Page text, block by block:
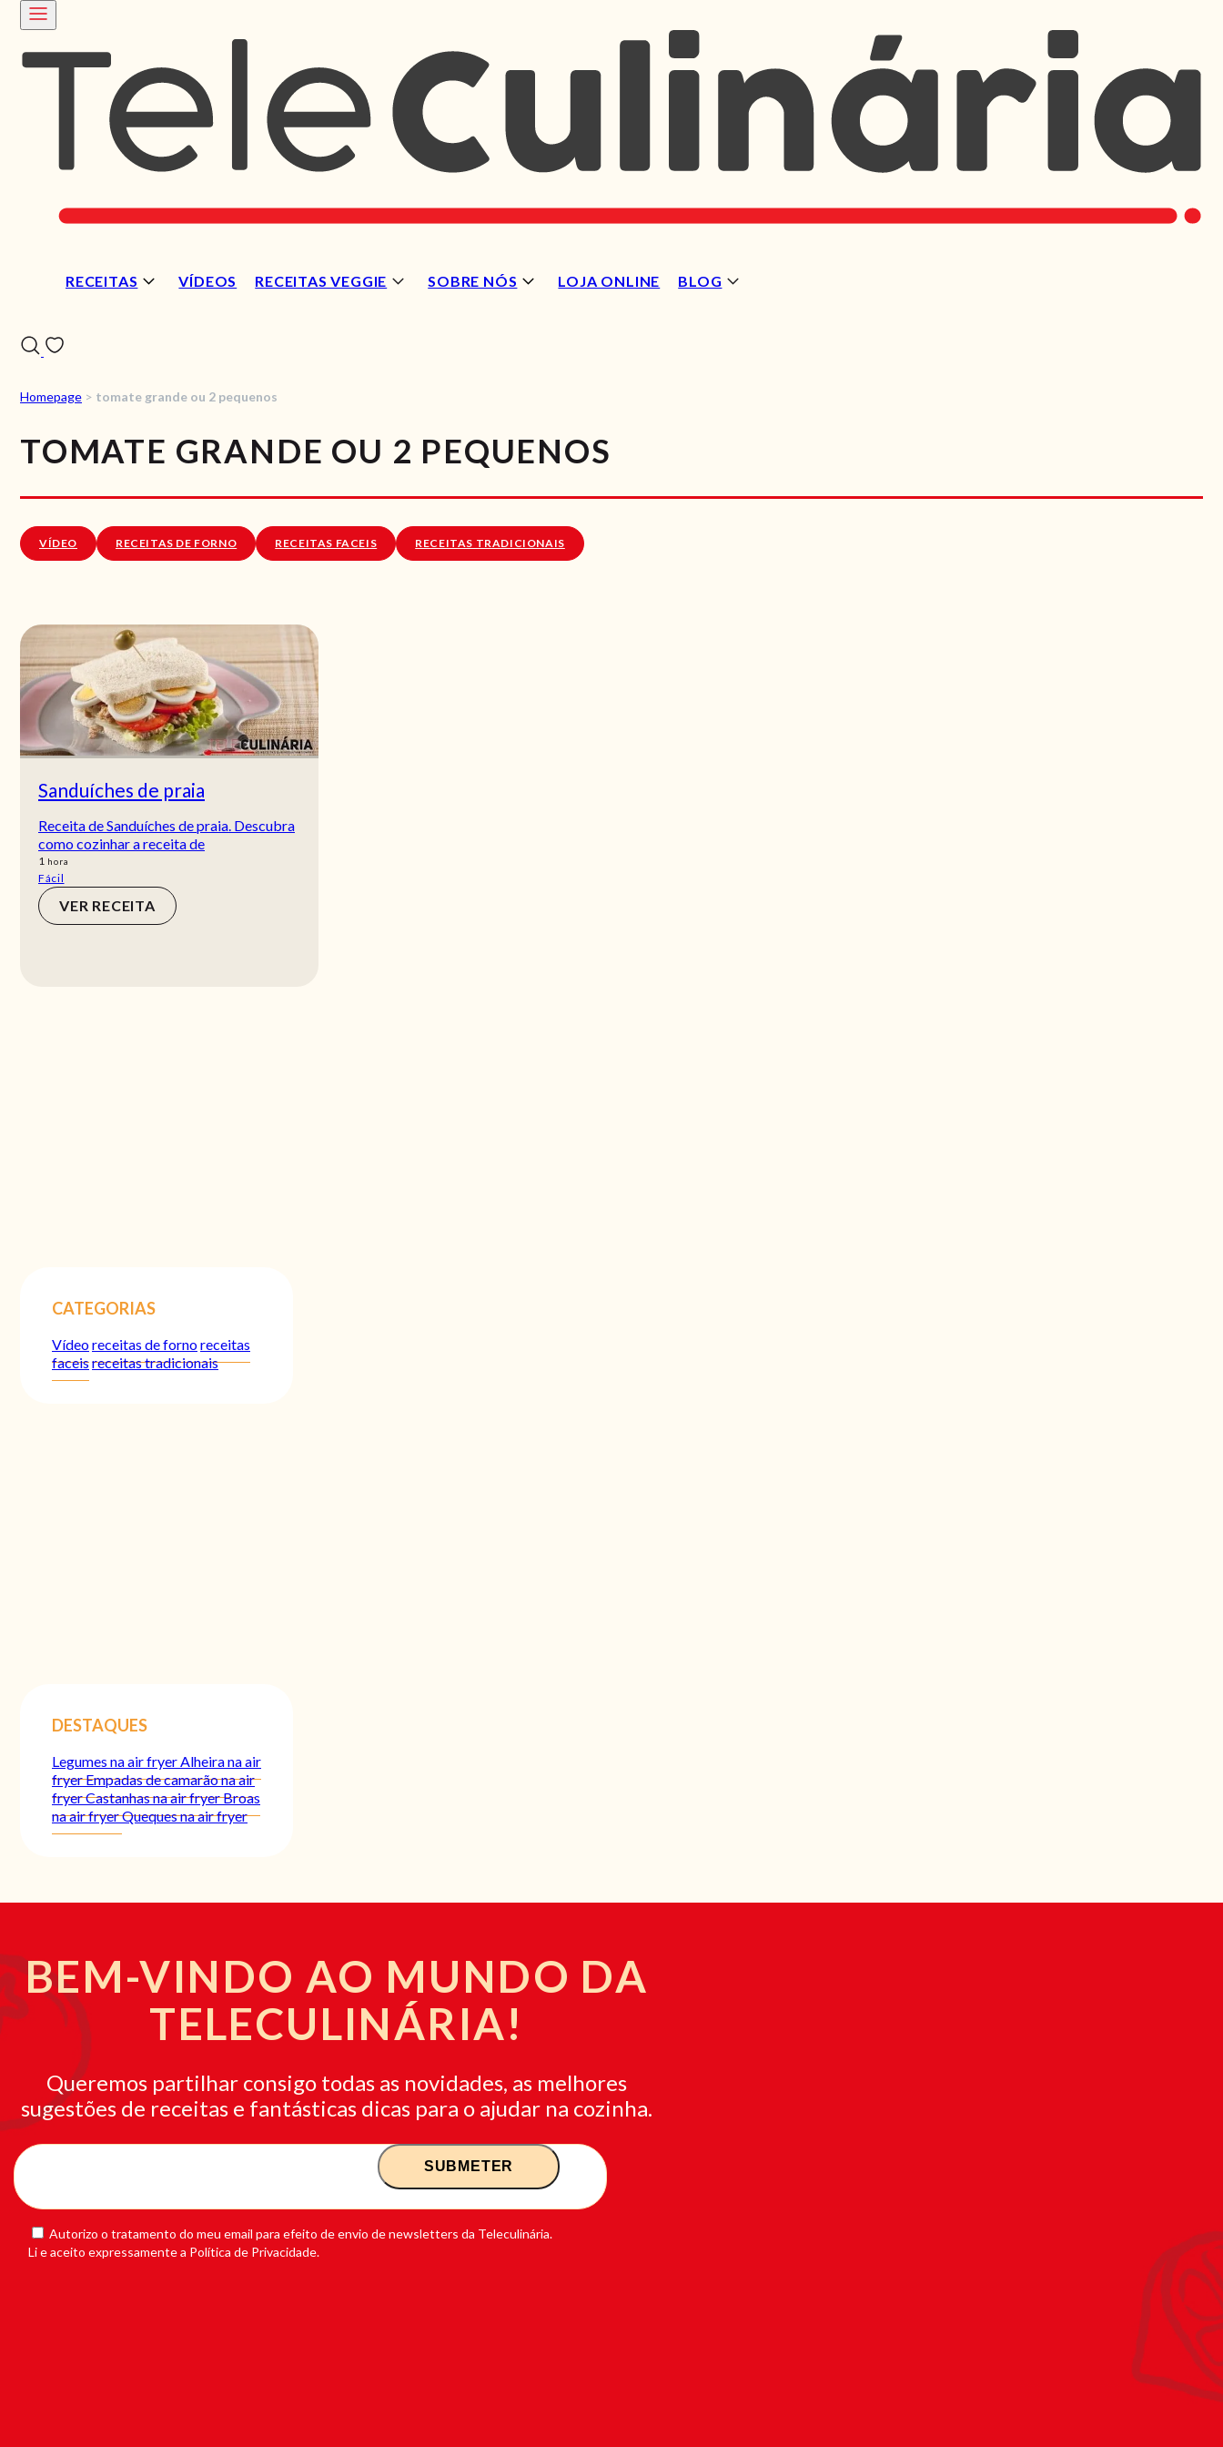
RECEITAS VÍDEOS RECEITAS VEGGIE SOBRE NÓS LOJA ONLINE BLOG
VÍDEOS
Homepage > tomate grande ou 2 pequenos
TOMATE GRANDE OU 2 PEQUENOS
VÍDEO RECEITAS DE FORNO RECEITAS FACEIS RECEITAS TRADICIONAIS
Sanduíches de praia
Receita de Sanduíches de praia. Descubra
como cozinhar a receita de
1 hora
hora
Fácil
VER RECEITA
CATEGORIAS
Vídeoreceitas de fornoreceitas
faceisreceitas tradicionais
DESTAQUES
Legumes na air fryerAlheira na air
fryerEmpadas de camarão na air
fryerCastanhas na air fryerBroas
na air fryerQueques na air fryer
BEM-VINDO AO MUNDO DA
TELECULINÁRIA!
Queremos partilhar consigo todas as novidades, as melhores
sugestões de receitas e fantásticas dicas para o ajudar na cozinha.
Autorizo o tratamento do meu email para efeito de envio de newsletters da Teleculinária.
Li e aceito expressamente a Política de Privacidade.